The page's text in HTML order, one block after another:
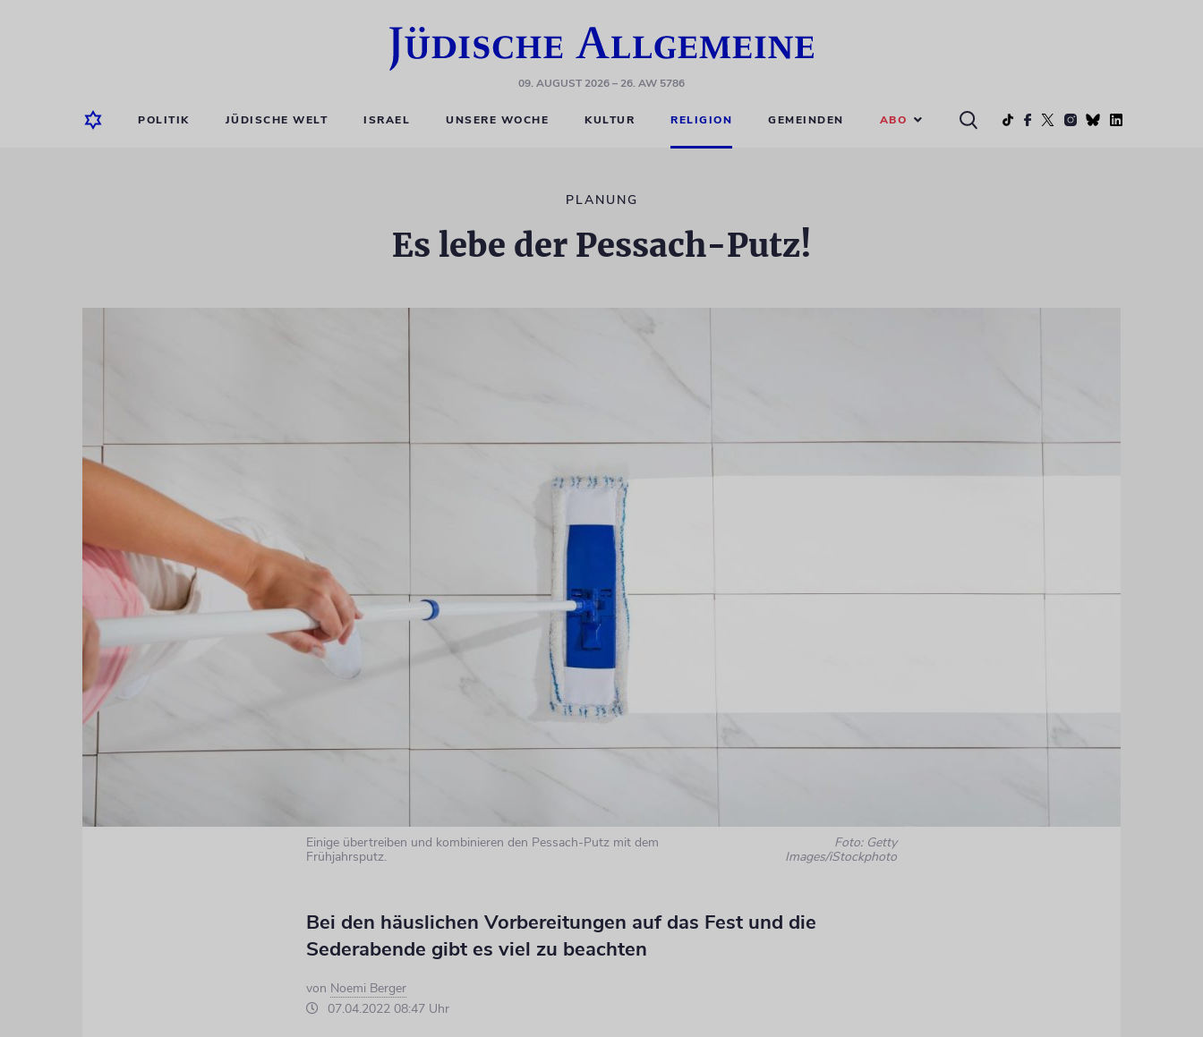
09. AUGUST 2026– 26. AW 5786
POLITIK JÜDISCHE WELT ISRAEL UNSERE WOCHE KULTUR RELIGION GEMEINDEN ABO
PLANUNG
Es lebe der Pessach-Putz!
Einige übertreiben und kombinieren den Pessach-Putz mit dem
Frühjahrsputz.
Foto: Getty
Images/iStockphoto
Bei den häuslichen Vorbereitungen auf das Fest und die
Sederabende gibt es viel zu beachten
von Noemi Berger
07.04.2022 08:47 Uhr